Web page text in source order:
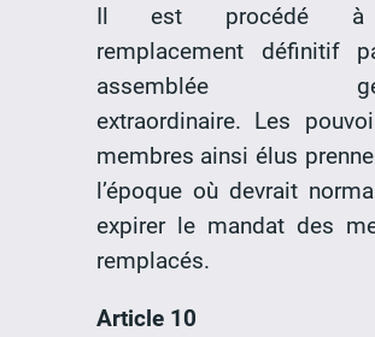
Il est procédé à
remplacement définitif
assemblée
extraordinaire. Les
membres ainsi élus
l’époque où devrait
expirer le mandat des
remplacés.
Article 10